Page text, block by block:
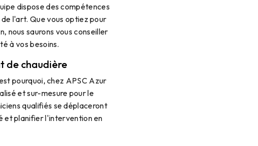
dispose des compétences
l'art. Que vous optiez pour
nous saurons vous conseiller
à vos besoins.
de chaudière
pourquoi, chez APSC Azur
et sur-mesure pour le
qualifiés se déplaceront
et planifier l'intervention en